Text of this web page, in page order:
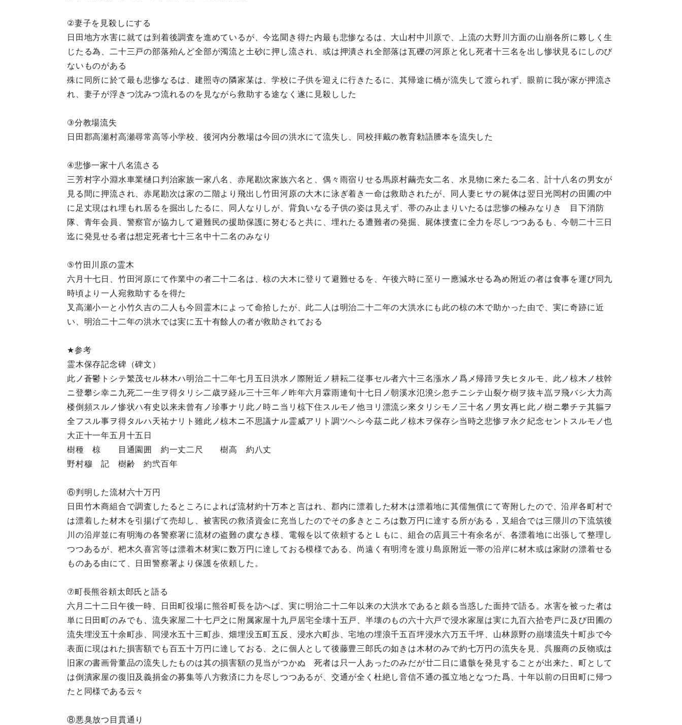
②妻子を見殺しにする
日田地方水害に就ては到着後調査を進めているが、今迄聞き得た内最も悲惨なるは、大山村中川原で、上流の大野川方面の山崩各所に夥しく生
じたる為、二十三戸の部落殆んど全部が濁流と土砂に押し流され、或は押潰され全部落は瓦礫の河原と化し死者十三名を出し惨状見るにしのび
ないものがある
殊に同所に於て最も悲惨なるは、建照寺の隣家某は、学校に子供を迎えに行きたるに、其帰途に橋が流失して渡られず、眼前に我が家が押流さ
れ、妻子が浮きつ沈みつ流れるのを見ながら救助する途なく遂に見殺しした
③分教場流失
日田郡高瀬村高瀬尋常高等小学校、後河内分教場は今回の洪水にて流失し、同校拝戴の教育勅語謄本を流失した
④悲惨一家十八名流さる
三芳村字小淵水車業樋口判治家族一家八名、赤尾勘次家族六名と、偶々雨宿りせる馬原村繭売女二名、水見物に來たる二名、計十八名の男女が
見る間に押流され、赤尾勘次は家の二階より飛出し竹田河原の大木に泳ぎ着き一命は救助されたが、同人妻ヒサの屍体は翌日光岡村の田圃の中
に足丈現はれ埋もれ居るを掘出したるに、同人なりしが、背負いなる子供の姿は見えず、帯のみ止まりいたるは悲惨の極みなりき 目下消防
隊、青年会員、警察官が協力して避難民の援助保護に努むると共に、埋れたる遭難者の発掘、屍体捜査に全力を尽しつつあるも、今朝二十三日
迄に発見せる者は想定死者七十三名中十二名のみなり
⑤竹田川原の霊木
六月十七日、竹田河原にて作業中の者二十二名は、椋の大木に登りて避難せるを、午後六時に至り一應減水せる為め附近の者は食事を運び同九
時頃より一人宛救助するを得た
叉高瀬小一と小竹久吉の二人も今回霊木によって命拾したが、此二人は明治二十二年の大洪水にも此の椋の木で助かった由で、実に奇跡に近
い、明治二十二年の洪水では実に五十有餘人の者が救助されておる
★参考
霊木保存記念碑（碑文）
此ノ蒼鬱トシテ繁茂セル林木ハ明治二十二年七月五日洪水ノ際附近ノ耕耘二従事セル者六十三名漲水ノ爲メ帰蹄ヲ失ヒタルモ、此ノ椋木ノ枝幹
ニ登攀シ幸ニ九死二一生ヲ得タリシ二歳ヲ経ル三十三年ノ昨年六月霖雨連旬十七日ノ朝溪水氾溌シ忽チニシテ山裂ケ樹ヲ抜キ嵓ヲ飛バシ大力高
楼倒頻スルノ惨状ハ有史以来未曾有ノ珍事ナリ此ノ時ニ当リ椋下住スルモノ他ヨリ漂流シ來タリシモノ三十名ノ男女再ヒ此ノ樹ニ攀チテ其軀ヲ
全フスル事ヲ得タルハ天祐ナリト雖此ノ椋木ニ不思議ナル霊威アリト調ツヘシ今茲ニ此ノ椋木ヲ保存シ当時之悲惨ヲ永ク紀念セントスルモノ也
大正十一年五月十五日
樹種 椋 目通園囲 約一丈二尺 樹高 約八丈
野村穆 記 樹齢 約弐百年
⑥判明した流材六十万円
日田竹木商組合で調査したるところによれば流材約十万本と言はれ、郡内に漂着した材木は漂着地に其儒無償にて寄附したので、沿岸各町村で
は漂着した材木を引揚げて売却し、被害民の救済資金に充当したのでその多きところは数万円に達する所がある，叉組合では三隈川の下流筑後
川の沿岸並に有明海の各警察署に流材の盗難の虞なき様、電報を以て依頼するとＬもに、組合の店員三十有余名が、各漂着地に出張して整理し
つつあるが、杷木久喜宮等は漂着木材実に数万円に達しておる模様である、尚遠く有明湾を渡り島原附近一帯の沿岸に材木或は家財の漂着せる
ものある由にて、日田警察署より保護を依頼した。
⑦町長熊谷頼太郎氏と語る
六月二十二日午後一時、日田町役場に熊谷町長を訪へぱ、実に明治二十二年以来の大洪水であると頗る当惑した面持で語る。水害を被った者は
単に日田町のみでも、流失家屋二十七戸之に附属家屋十九戸居宅全壊十五戸、半壊のもの六十六戸で浸水家屋は実に九百六拾壱戸に及び田圃の
流失埋没五十余町歩、同浸水五十三町歩、畑埋没五町五反、浸水六町歩、宅地の埋浪千五百坪浸水六万五千坪、山林原野の崩壊流失十町歩で今
表面に現はれた損害額でも百五十万円に達しておる、之に個人として後藤豊三郎氏の如きは木材のみで約七万円の流失を見、呉服商の反物或は
旧家の書画骨董品の流失したものは其の損害額の見当がつかぬ 死者は只一人あったのみだが廿二日に遺骸を発見することが出来た、町として
は倒潰家屋の復旧及義捐金の募集等八方救済に力を尽しつつあるが、交通が全く杜絶し音信不通の孤立地となつた爲、十年以前の日田町に帰つ
たと同様である云々
⑧悪臭放つ目貫通り